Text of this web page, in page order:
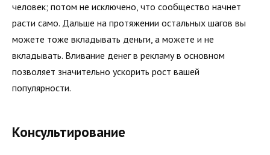
человек; потом не исключено, что сообщество начнет
расти само. Дальше на протяжении остальных шагов вы
можете тоже вкладывать деньги, а можете и не
вкладывать. Вливание денег в рекламу в основном
позволяет значительно ускорить рост вашей
популярности.
Консультирование